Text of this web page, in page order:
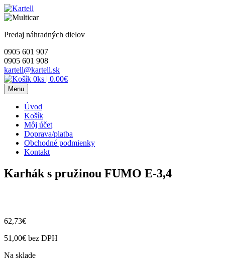
Skip
to
Predaj náhradných dielov
0905 601 907
0905 601 908
kartell@kartell.sk
0ks | 0.00€
Menu
Úvod
Košík
Môj účet
Doprava/platba
Obchodné podmienky
Kontakt
Karhák s pružinou FUMO E-3,4
62,73€
51,00€ bez DPH
Na sklade